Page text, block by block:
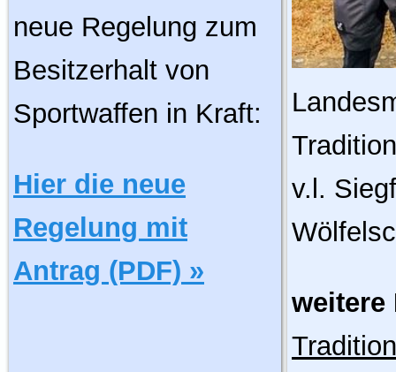
neue Regelung zum
Besitzerhalt von
Sportwaffen in Kraft:
Hier die neue
Regelung mit
Antrag (PDF) »
v.l.
weitere